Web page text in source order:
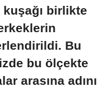
birlikte
Bu
bu ölçekte
arasına adını